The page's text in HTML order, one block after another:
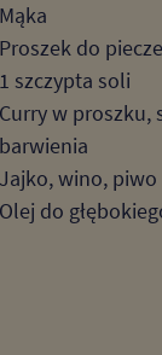
do
szczypta soli
w proszku,
wino,
do